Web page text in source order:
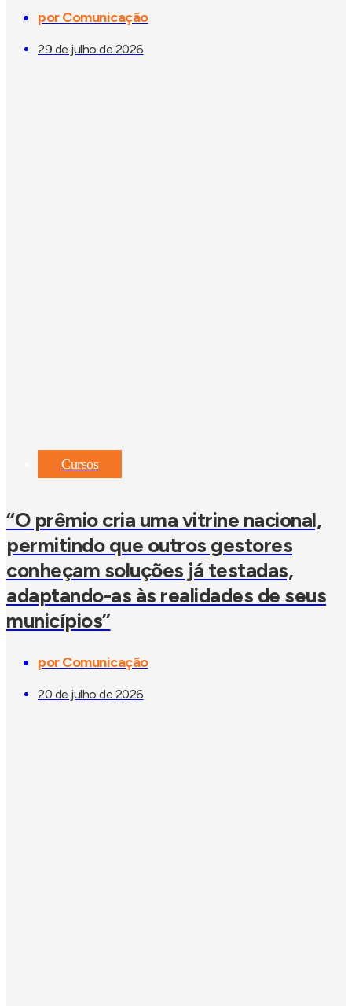
porComunicação
29 de julho de 2026
Cursos
“O prêmio cria uma vitrine nacional,
permitindo que outros gestores
conheçam soluções já testadas,
adaptando-as às realidades de seus
municípios”
porComunicação
20 de julho de 2026